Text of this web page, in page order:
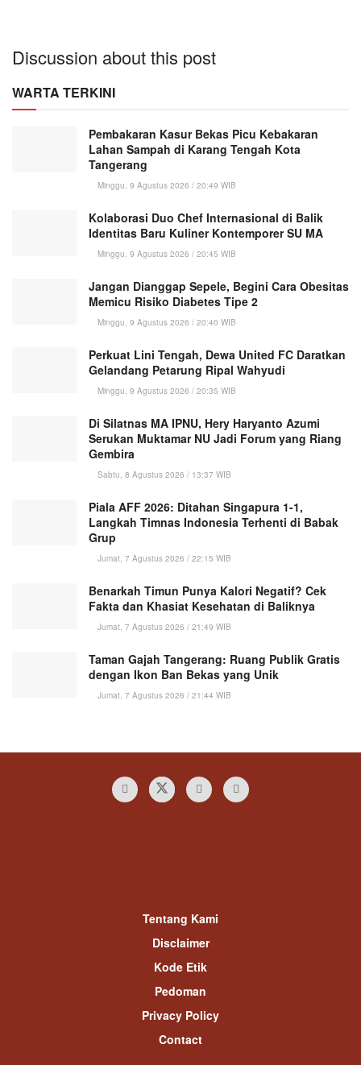
Discussion about this post
WARTA TERKINI
Pembakaran Kasur Bekas Picu Kebakaran
Lahan Sampah di Karang Tengah Kota
Tangerang
Minggu, 9 Agustus 2026 / 20:49 WIB
Kolaborasi Duo Chef Internasional di Balik
Identitas Baru Kuliner Kontemporer SU MA
Minggu, 9 Agustus 2026 / 20:45 WIB
Jangan Dianggap Sepele, Begini Cara Obesitas
Memicu Risiko Diabetes Tipe 2
Minggu, 9 Agustus 2026 / 20:40 WIB
Perkuat Lini Tengah, Dewa United FC Daratkan
Gelandang Petarung Ripal Wahyudi
Minggu, 9 Agustus 2026 / 20:35 WIB
Di Silatnas MA IPNU, Hery Haryanto Azumi
Serukan Muktamar NU Jadi Forum yang Riang
Gembira
Sabtu, 8 Agustus 2026 / 13:37 WIB
Piala AFF 2026: Ditahan Singapura 1-1,
Langkah Timnas Indonesia Terhenti di Babak
Grup
Jumat, 7 Agustus 2026 / 22:15 WIB
Benarkah Timun Punya Kalori Negatif? Cek
Fakta dan Khasiat Kesehatan di Baliknya
Jumat, 7 Agustus 2026 / 21:49 WIB
Taman Gajah Tangerang: Ruang Publik Gratis
dengan Ikon Ban Bekas yang Unik
Jumat, 7 Agustus 2026 / 21:44 WIB
Tentang Kami
Disclaimer
Kode Etik
Pedoman
Privacy Policy
Contact